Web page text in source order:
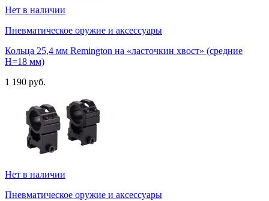
Нет в наличии
Пневматическое оружие и аксессуары
Кольца 25,4 мм Remington на «ласточкин хвост» (средние
H=18 мм)
1 190 руб.
Нет в наличии
Пневматическое оружие и аксессуары